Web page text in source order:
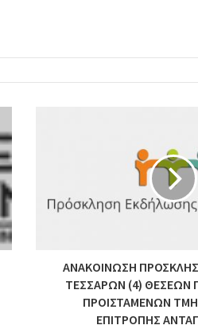
ΑΝΑΚΟΙΝΩΣΗ
ΤΕΣΣΑΡΩΝ (4) ΘΕΣΕΩΝ
ΠΡΟΙΣΤΑΜΕΝΩΝ
ΕΠΙΤΡΟΠΗΣ